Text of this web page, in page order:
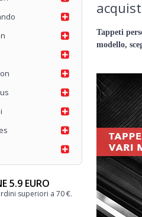
Tappeti
modello,
5.9 EURO
superiori a 70 €.